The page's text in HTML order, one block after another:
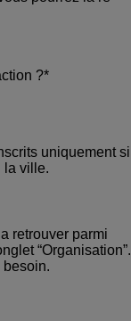
?*
uniquement si
la ville.
retrouver parmi
“Organisation”.